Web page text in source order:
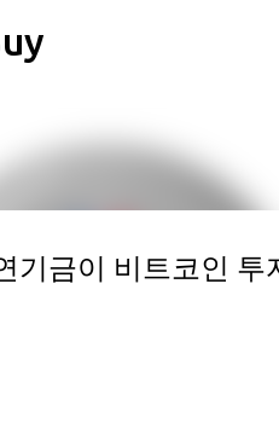
기금이 비트코인